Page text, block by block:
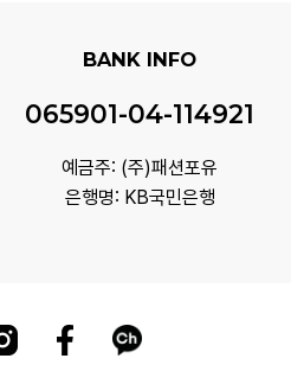
BANK INFO
065901-04-114921
예금주: (주)패션포유
은행명: KB국민은행